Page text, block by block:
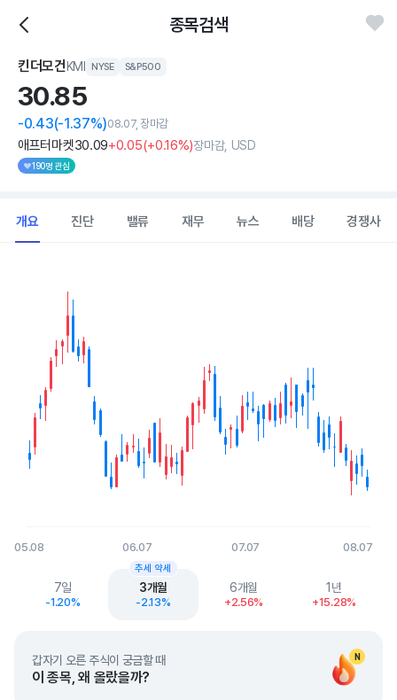
종목검색
킨더모건KMI NYSE S&P500
30.85
-0.43(-1.37%)08.07, 장마감
애프터마켓30.09+0.05(+0.16%)장마감, USD
190명 관심
개요 진단 밸류 재무 뉴스 배당 경쟁사
View as data table, Chart
The chart has 1 Y axis displaying values. Data ranges from
05.08 06.07 07.07 08.07
End of interactive chart.
7일
-1.20%
3개월
-2.13%
추세 약세
6개월
+2.56%
1년
+15.28%
N
갑자기 오른 주식이 궁금할 때
이 종목, 왜 올랐을까?